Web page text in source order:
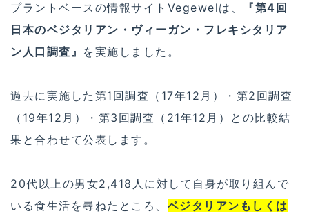
プラントベースの情報サイトVegewelは、
『第4回
日本のベジタリアン・ヴィーガン・フレキシタリア
ン人口調査』 を実施しました。
過去に実施した第1回調査（17年12月）・第2回調査
（19年12月）・第3回調査（21年12月）との比較結
果と合わせて公表します。
20代以上の男女2,418人に対して自身が取り組んで
いる食生活を尋ねたところ、 ベジタリアンもしくは